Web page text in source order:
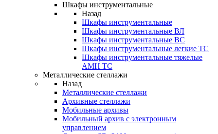
Шкафы инструментальные
Назад
Шкафы инструментальные
Шкафы инструментальные ВЛ
Шкафы инструментальные ВС
Шкафы инструментальные легкие ТС
Шкафы инструментальные тяжелые
AMH TC
Металлические стеллажи
Назад
Металлические стеллажи
Архивные стеллажи
Мобильные архивы
Мобильный архив с электронным
управлением